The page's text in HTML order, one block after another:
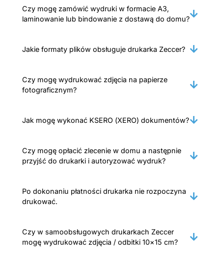
Czy mogę zamówić wydruki w formacie A3,
laminowanie lub bindowanie z dostawą do domu?
Jakie formaty plików obsługuje drukarka Zeccer?
Czy mogę wydrukować zdjęcia na papierze
fotograficznym?
Jak mogę wykonać KSERO (XERO) dokumentów?
Czy mogę opłacić zlecenie w domu a następnie
przyjść do drukarki i autoryzować wydruk?
Po dokonaniu płatności drukarka nie rozpoczyna
drukować.
Czy w samoobsługowych drukarkach Zeccer
mogę wydrukować zdjęcia / odbitki 10×15 cm?